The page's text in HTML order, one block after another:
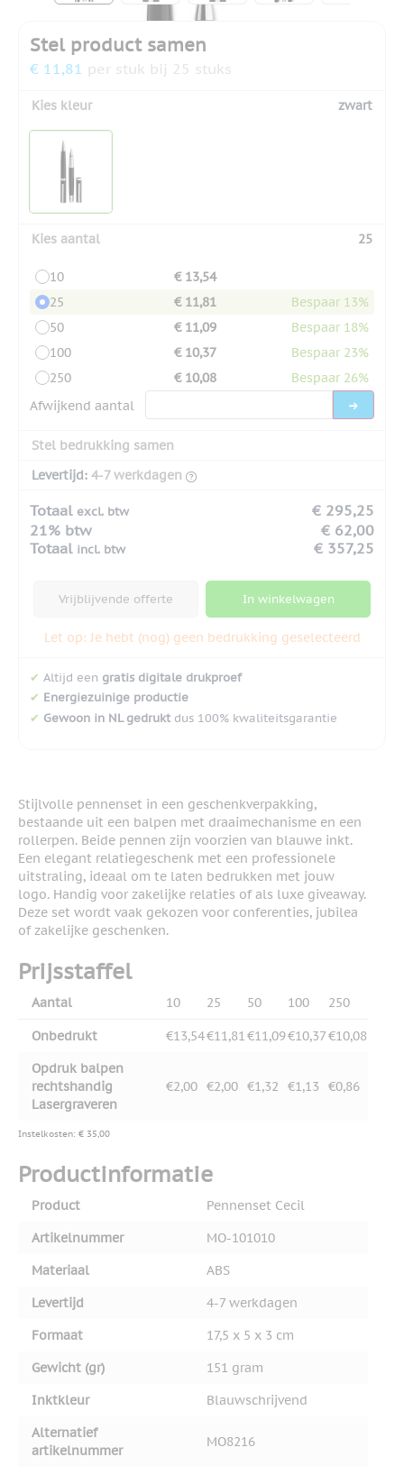
Stel product samen
€ 11,81 per stuk bij 25 stuks
Kies kleur zwart
Kies aantal 25
10
€ 13,54
25
€ 11,81
Bespaar 13%
50
€ 11,09
Bespaar 18%
100
€ 10,37
Bespaar 23%
250
€ 10,08
Bespaar 26%
Afwijkend aantal
Stel bedrukking samen
Levertijd: 4-7 werkdagen
Totaal excl. btw
€ 295,25
21% btw
€ 62,00
Totaal incl. btw € 357,25
Vrijblijvende offerte In winkelwagen
Let op: Je hebt (nog) geen bedrukking geselecteerd
✔ Altijd een gratis digitale drukproef
✔ Energiezuinige productie
✔ Gewoon in NL gedruktdus 100% kwaliteitsgarantie
Stijlvolle pennenset in een geschenkverpakking,
bestaande uit een balpen met draaimechanisme en een
rollerpen. Beide pennen zijn voorzien van blauwe inkt.
Een elegant relatiegeschenk met een professionele
uitstraling, ideaal om te laten bedrukken met jouw
logo. Handig voor zakelijke relaties of als luxe giveaway.
Deze set wordt vaak gekozen voor conferenties, jubilea
of zakelijke geschenken.
Prijsstaffel
Aantal 10 25 50 100 250
Onbedrukt €13,54€11,81€11,09€10,37€10,08
Opdruk balpen
rechtshandig
Lasergraveren
€2,00 €2,00 €1,32 €1,13 €0,86
Instelkosten: € 35,00
Productinformatie
Product
Pennenset Cecil
Artikelnummer
MO-101010
Materiaal
ABS
Levertijd
4-7 werkdagen
Formaat
17,5 x 5 x 3 cm
Gewicht (gr)
151 gram
Inktkleur
Blauwschrijvend
Alternatief
artikelnummer
MO8216